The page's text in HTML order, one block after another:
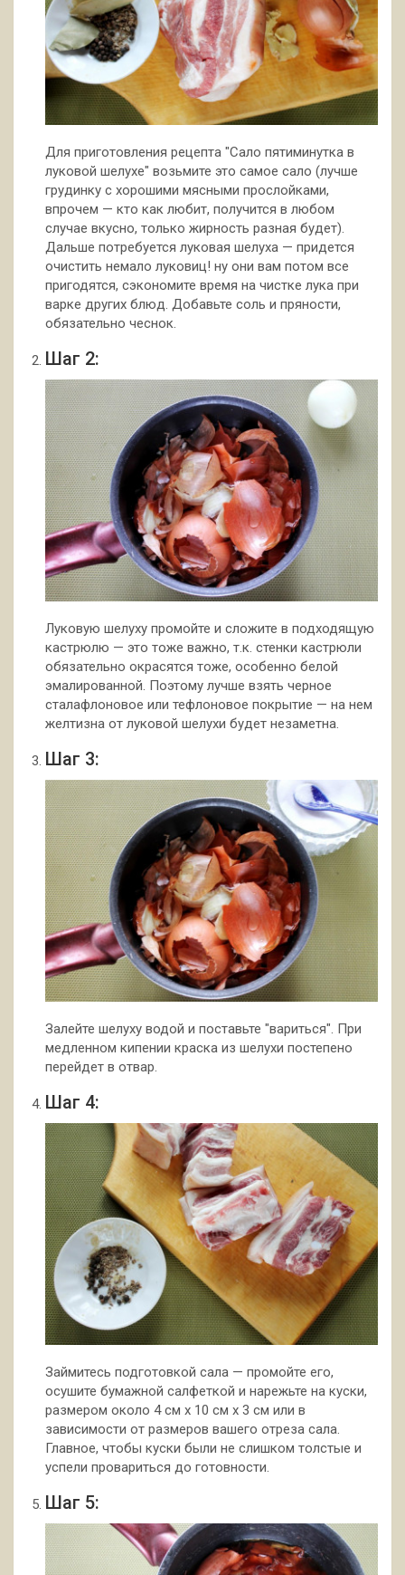
Для приготовления рецепта "Сало пятиминутка в
луковой шелухе" возьмите это самое сало (лучше
грудинку с хорошими мясными прослойками,
впрочем — кто как любит, получится в любом
случае вкусно, только жирность разная будет).
Дальше потребуется луковая шелуха — придется
очистить немало луковиц! ну они вам потом все
пригодятся, сэкономите время на чистке лука при
варке других блюд. Добавьте соль и пряности,
обязательно чеснок.
Шаг 2:
Луковую шелуху промойте и сложите в подходящую
кастрюлю — это тоже важно, т.к. стенки кастрюли
обязательно окрасятся тоже, особенно белой
эмалированной. Поэтому лучше взять черное
сталафлоновое или тефлоновое покрытие — на нем
желтизна от луковой шелухи будет незаметна.
Шаг 3:
Залейте шелуху водой и поставьте "вариться". При
медленном кипении краска из шелухи постепено
перейдет в отвар.
Шаг 4:
Займитесь подготовкой сала — промойте его,
осушите бумажной салфеткой и нарежьте на куски,
размером около 4 см х 10 см х 3 см или в
зависимости от размеров вашего отреза сала.
Главное, чтобы куски были не слишком толстые и
успели провариться до готовности.
Шаг 5: